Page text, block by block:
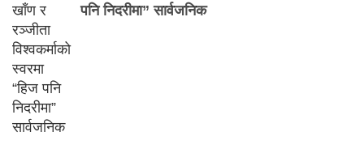
पनि निदरीमा” सार्वजनिक